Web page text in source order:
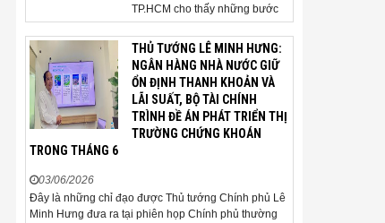
TP.HCM cho thấy những bước
ngoặt của thị trường thường bắt
đầu từ hạ tầng. Khi các tuyến
kết nối liên vùng đồng loạt tăng
tốc, cấu trúc phát triển đô thị
đang dần thay đổi, mở ra những
hành lang tăng trưởng mới và
kéo theo quá...
THỦ TƯỚNG LÊ MINH HƯNG:
NGÂN HÀNG NHÀ NƯỚC GIỮ
ỔN ĐỊNH THANH KHOẢN VÀ
LÃI SUẤT, BỘ TÀI CHÍNH
TRÌNH ĐỀ ÁN PHÁT TRIỂN THỊ
TRƯỜNG CHỨNG KHOÁN
TRONG THÁNG 6
03/06/2026
Đây là những chỉ đạo được Thủ tướng Chính phủ Lê
Minh Hưng đưa ra tại phiên họp Chính phủ thường